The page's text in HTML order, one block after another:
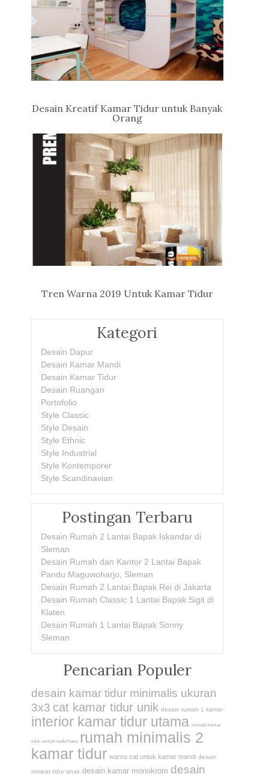
Desain Kreatif Kamar Tidur untuk Banyak
Orang
Tren Warna 2019 Untuk Kamar Tidur
Kategori
Desain Dapur
Desain Kamar Mandi
Desain Kamar Tidur
Desain Ruangan
Portofolio
Style Classic
Style Desain
Style Ethnic
Style Industrial
Style Kontemporer
Style Scandinavian
Postingan Terbaru
Desain Rumah 2 Lantai Bapak Iskandar di
Sleman
Desain Rumah dan Kantor 2 Lantai Bapak
Pandu Maguwoharjo, Sleman
Desain Rumah 2 Lantai Bapak Rei di Jakarta
Desain Rumah Classic 1 Lantai Bapak Sigit di
Klaten
Desain Rumah 1 Lantai Bapak Sonny
Sleman
Pencarian Populer
desain kamar tidur minimalis ukuran
3x3 cat kamar tidur unik desain rumah 1 kamar
interior kamar tidur utama menata kamar
tidur sempit sederhana
rumah minimalis 2
kamar tidur warna cat untuk kamar mandi desain
tempat tidur anak desain kamar monokrom desain